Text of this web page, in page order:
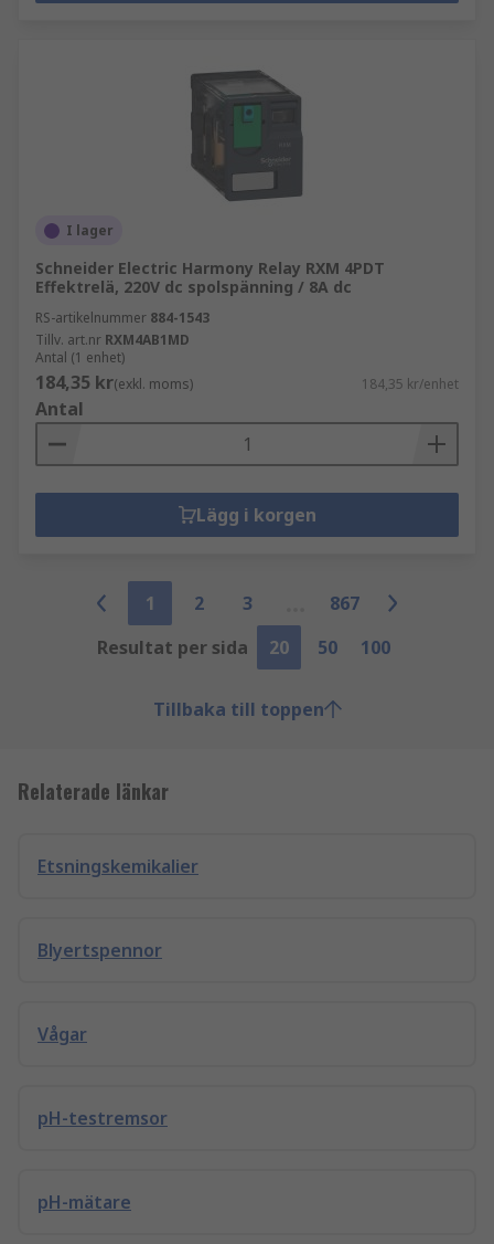
I lager
Schneider Electric Harmony Relay RXM 4PDT
Effektrelä, 220V dc spolspänning / 8A dc
RS-artikelnummer 884-1543
Tillv. art.nr RXM4AB1MD
Antal (1 enhet)
184,35 kr(exkl. moms) 184,35 kr/enhet
Antal
Lägg i korgen
1 2 3
867
Resultat per sida
20 50 100
Tillbaka till toppen
Relaterade länkar
Etsningskemikalier
Blyertspennor
Vågar
pH-testremsor
pH-mätare